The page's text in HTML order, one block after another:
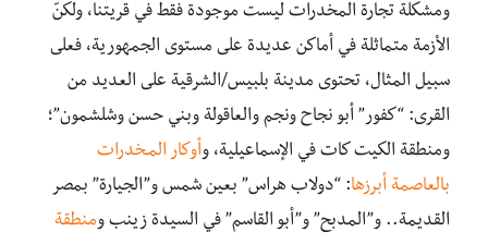
ومشكلة تجارة المخدرات ليست موجودة فقط في قريتنا، ولكنّ
الأزمة متماثلة في أماكن عديدة على مستوى الجمهورية، فعلى
سبيل المثال، تحتوى مدينة بلبيس/الشرقية على العديد من
القرى: “كفور” أبو نجاح ونجم والعاقولة وبني حسن وشلشمون”؛
ومنطقة الكيت كات في الإسماعيلية، وأوكار المـخدرات
بالعاصمة أبرزها: “دولاب هراس” بعين شمس و”الجيارة” بمصر
القديمة.. و”المدبح” و”أبو القاسم” في السيدة زينب ومنطقة